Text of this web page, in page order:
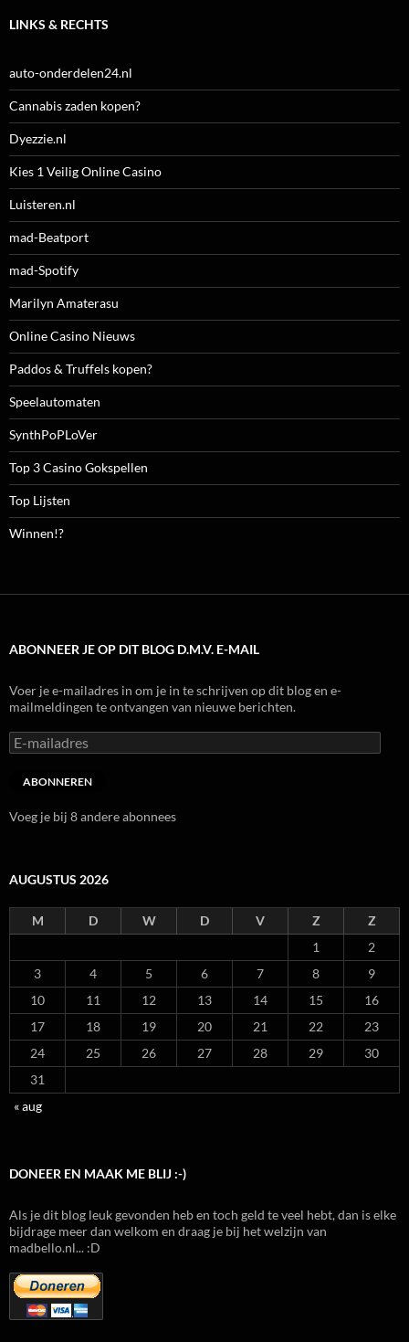
LINKS & RECHTS
auto-onderdelen24.nl
Cannabis zaden kopen?
Dyezzie.nl
Kies 1 Veilig Online Casino
Luisteren.nl
mad-Beatport
mad-Spotify
Marilyn Amaterasu
Online Casino Nieuws
Paddos & Truffels kopen?
Speelautomaten
SynthPoPLoVer
Top 3 Casino Gokspellen
Top Lijsten
Winnen!?
ABONNEER JE OP DIT BLOG D.M.V. E-MAIL
Voer je e-mailadres in om je in te schrijven op dit blog en e-
mailmeldingen te ontvangen van nieuwe berichten.
E-
mailadres
ABONNEREN
Voeg je bij 8 andere abonnees
AUGUSTUS 2026
M D W D V Z
Z
1
2
3
4 5 6 7 8
9
10
11 12 13 14 15
16
17
18 19 20 21 22
23
24
25 26 27 28 29
30
31
« aug
DONEER EN MAAK ME BLIJ :-)
Als je dit blog leuk gevonden heb en toch geld te veel hebt, dan is elke
bijdrage meer dan welkom en draag je bij het welzijn van
madbello.nl... :D